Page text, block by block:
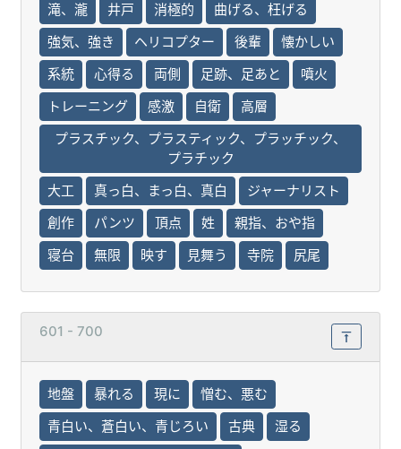
滝、瀧
井戸 消極的
曲げる、枉げる
強気、強き
ヘリコプター 後輩
懐かしい
系統
心得る 両側 足跡、足あと
噴火
トレーニング
感激 自衛
高層
プラスチック、プラスティック、プラッチック、
プラチック
大工
真っ白、まっ白、真白
ジャーナリスト
創作
パンツ 頂点 姓
親指、おや指
寝台
無限 映す 見舞う 寺院 尻尾
601 - 700
地盤 暴れる 現に
憎む、悪む
青白い、蒼白い、青じろい
古典
湿る